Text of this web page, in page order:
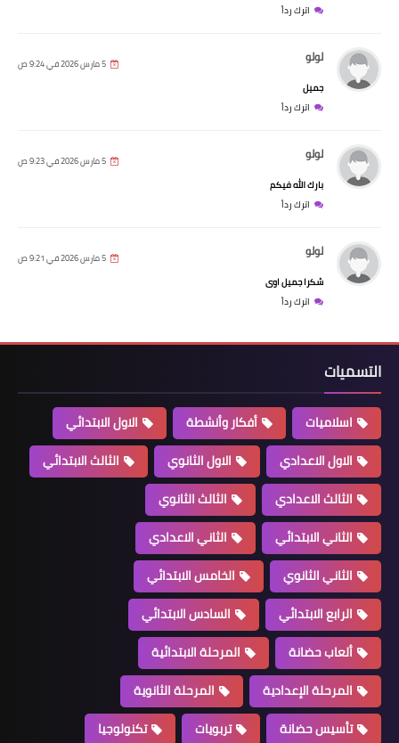
اترك رداً
لولو 5 مارس 2026 في 9:24 ص
جميل
اترك رداً
لولو 5 مارس 2026 في 9:23 ص
بارك الله فيكم
اترك رداً
لولو 5 مارس 2026 في 9:21 ص
شكرا جميل اوى
اترك رداً
التسميات
اسلاميات أفكار وأنشطة
الاول الابتدائي
الاول الاعدادي
الاول الثانوي
الثالث الابتدائي
الثالث الاعدادي
الثالث الثانوي
الثاني الابتدائي
الثاني الاعدادي
الثاني الثانوي
الخامس الابتدائي
الرابع الابتدائي
السادس الابتدائي
ألعاب حضانة
المرحلة الابتدائية
المرحلة الإعدادية
المرحلة الثانوية
تأسيس حضانة
تربويات
تكنولوجيا